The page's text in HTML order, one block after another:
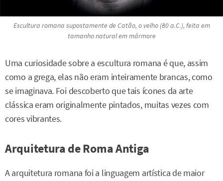
Escultura romana supostamente deCatão, o velho (80 a.C.), feita em
tamanho natural em mármore
Uma curiosidade sobre a escultura romana é que, assim
como a grega, elas não eram inteiramente brancas, como
se imaginava. Foi descoberto que tais ícones da arte
clássica eram originalmente pintados, muitas vezes com
cores vibrantes.
Arquitetura de Roma Antiga
A arquitetura romana foi a linguagem artística de maior